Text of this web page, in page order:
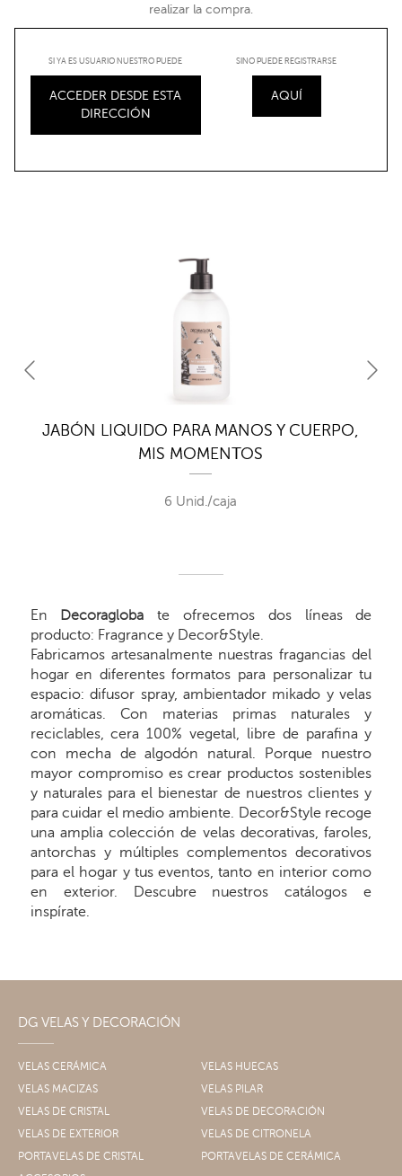
realizar la compra.
SI YA ES USUARIO NUESTRO PUEDE
ACCEDER DESDE ESTA
DIRECCIÓN
SINO PUEDE REGISTRARSE
AQUÍ
JABÓN LIQUIDO PARA MANOS Y CUERPO,
MIS MOMENTOS
6 Unid./caja
En Decoragloba te ofrecemos dos líneas de
producto: Fragrance y Decor&Style.
Fabricamos artesanalmente nuestras fragancias del
hogar en diferentes formatos para personalizar tu
espacio: difusor spray, ambientador mikado y velas
aromáticas. Con materias primas naturales y
reciclables, cera 100% vegetal, libre de parafina y
con mecha de algodón natural. Porque nuestro
mayor compromiso es crear productos sostenibles
y naturales para el bienestar de nuestros clientes y
para cuidar el medio ambiente. Decor&Style recoge
una amplia colección de velas decorativas, faroles,
antorchas y múltiples complementos decorativos
para el hogar y tus eventos, tanto en interior como
en exterior. Descubre nuestros catálogos e
inspírate.
DG VELAS Y DECORACIÓN
VELAS CERÁMICA
VELAS HUECAS
VELAS MACIZAS
VELAS PILAR
VELAS DE CRISTAL
VELAS DE DECORACIÓN
VELAS DE EXTERIOR
VELAS DE CITRONELA
PORTAVELAS DE CRISTAL
PORTAVELAS DE CERÁMICA